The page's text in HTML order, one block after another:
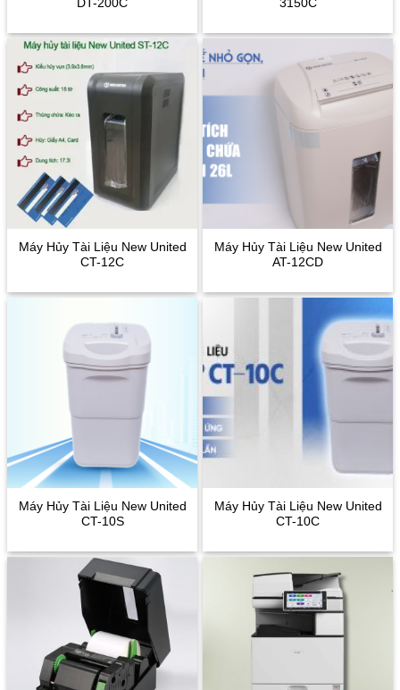
DT-200C 3150C
Máy Hủy Tài Liệu New United
CT-12C
Máy Hủy Tài Liệu New United
AT-12CD
Máy Hủy Tài Liệu New United
CT-10S
Máy Hủy Tài Liệu New United
CT-10C